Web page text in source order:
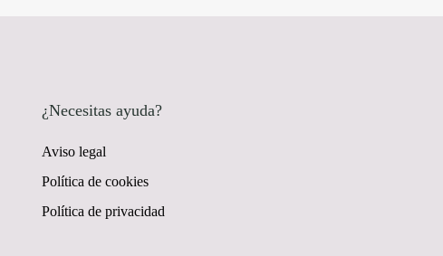
¿Necesitas ayuda?
Aviso legal
Política de cookies
Política de privacidad